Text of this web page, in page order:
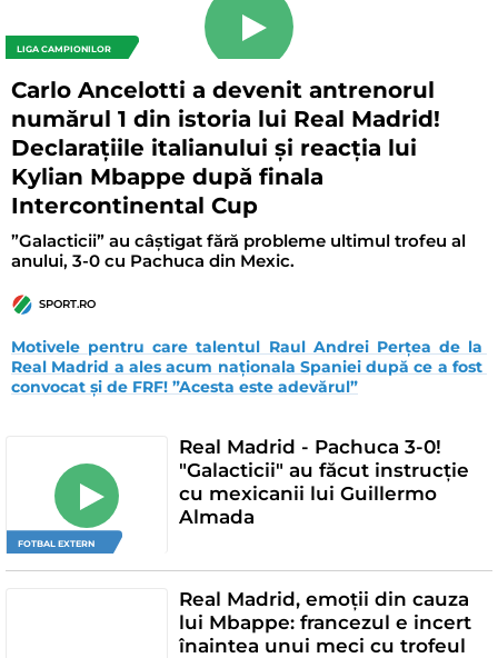
LIGA CAMPIONILOR
Carlo Ancelotti a devenit antrenorul
numărul 1 din istoria lui Real Madrid!
Declarațiile italianului și reacția lui
Kylian Mbappe după finala
Intercontinental Cup
”Galacticii” au câștigat fără probleme ultimul trofeu al
anului, 3-0 cu Pachuca din Mexic.
SPORT.RO
Motivele pentru care talentul Raul Andrei Perțea de la
Real Madrid a ales acum naționala Spaniei după ce a fost
convocat și de FRF! ”Acesta este adevărul”
FOTBAL EXTERN
Real Madrid - Pachuca 3-0!
"Galacticii" au făcut instrucție
cu mexicanii lui Guillermo
Almada
Real Madrid, emoții din cauza
lui Mbappe: francezul e incert
înaintea unui meci cu trofeul